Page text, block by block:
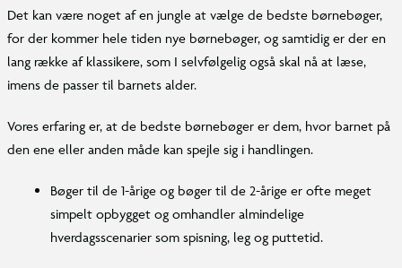
Det kan være noget af en jungle at vælge de bedste børnebøger,
for der kommer hele tiden nye børnebøger, og samtidig er der en
lang række af klassikere, som I selvfølgelig også skal nå at læse,
imens de passer til barnets alder.
Vores erfaring er, at de bedste børnebøger er dem, hvor barnet på
den ene eller anden måde kan spejle sig i handlingen.
Bøger til de 1-årige og bøger til de 2-årige er ofte meget
simpelt opbygget og omhandler almindelige
hverdagsscenarier som spisning, leg og puttetid.